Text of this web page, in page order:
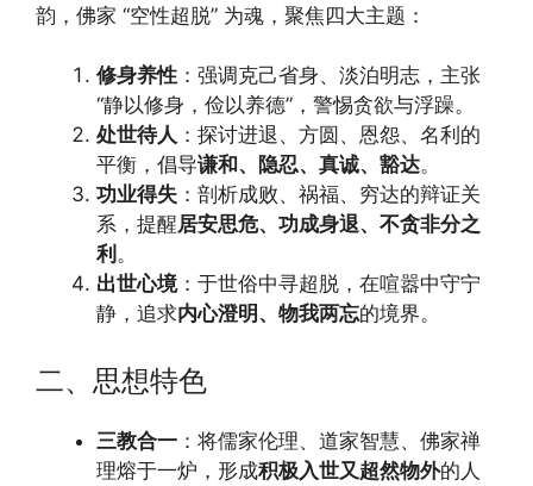
韵，佛家 “空性超脱” 为魂，聚焦四大主题：
修身养性 ：强调克己省身、淡泊明志，主张
“静以修身，俭以养德”，警惕贪欲与浮躁。
处世待人 ：探讨进退、方圆、恩怨、名利的
平衡，倡导谦和、隐忍、真诚、豁达。
功业得失 ：剖析成败、祸福、穷达的辩证关
系，提醒居安思危、功成身退、不贪非分之
利 。
出世心境：于世俗中寻超脱，在喧嚣中守宁
静，追求内心澄明、物我两忘的境界。
二、思想特色
三教合一 ：将儒家伦理、道家智慧、佛家禅
理熔于一炉，形成积极入世又超然物外的人